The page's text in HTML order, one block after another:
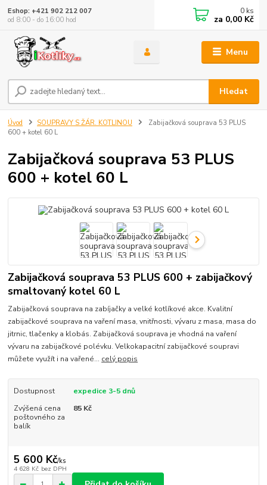
Menu
Hledat
Eshop: +421 902 212 007
od 8:00 - do 16:00 hod
0 ks
za 0,00 Kč
Úvod SOUPRAVY S ŽÁR. KOTLINOU
Zabijačková souprava 53 PLUS
600 + kotel 60 L
Zabijačková souprava 53 PLUS
600 + kotel 60 L
Zabijačková souprava 53 PLUS 600 + zabijačkový
smaltovaný kotel 60 L
Zabijačková souprava na zabíjačky a velké kotlíkové akce. Kvalitní
zabijačkové souprava na vaření masa, vnitřnosti, vývaru z masa, masa do
jitrnic, tlačenky a klobás. Zabijačková souprava je vhodná na vaření
vývaru na zabijačkové polévku. Velkokapacitní zabijačkové soupravi
můžete využít i na vařené... celý popis
Dostupnost
expedice 3-5 dnů
Zvýšená cena
poštovného za
balík
85 Kč
5 600 Kč/ks
4 628 Kč bez DPH